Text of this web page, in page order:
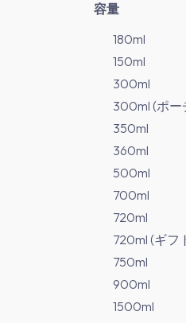
容量
180ml
150ml
300ml
300ml (ポー
350ml
360ml
500ml
700ml
720ml
720ml (ギフ
750ml
900ml
1500ml